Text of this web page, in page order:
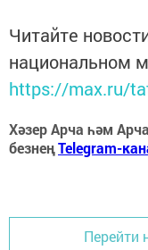
Читайте
национальном
https://max.ru/
Хәзер Арча һәм
безнеңTelegram-
Перейти